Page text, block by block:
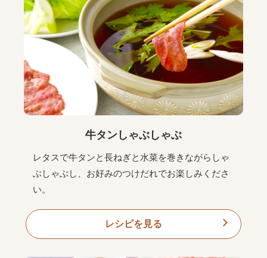
牛タンしゃぶしゃぶ
レタスで牛タンと長ねぎと水菜を巻きながらしゃ
ぶしゃぶし、お好みのつけだれでお楽しみくださ
い。
レシピを見る